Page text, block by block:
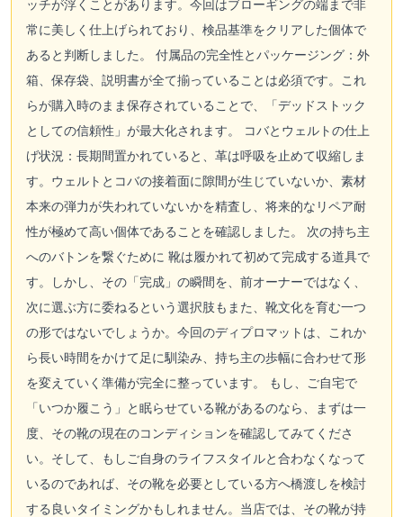
ッチが浮くことがあります。今回はブローギングの端まで非
常に美しく仕上げられており、検品基準をクリアした個体で
あると判断しました。 付属品の完全性とパッケージング：外
箱、保存袋、説明書が全て揃っていることは必須です。これ
らが購入時のまま保存されていることで、「デッドストック
としての信頼性」が最大化されます。 コバとウェルトの仕上
げ状況：長期間置かれていると、革は呼吸を止めて収縮しま
す。ウェルトとコバの接着面に隙間が生じていないか、素材
本来の弾力が失われていないかを精査し、将来的なリペア耐
性が極めて高い個体であることを確認しました。 次の持ち主
へのバトンを繋ぐために 靴は履かれて初めて完成する道具で
す。しかし、その「完成」の瞬間を、前オーナーではなく、
次に選ぶ方に委ねるという選択肢もまた、靴文化を育む一つ
の形ではないでしょうか。今回のディプロマットは、これか
ら長い時間をかけて足に馴染み、持ち主の歩幅に合わせて形
を変えていく準備が完全に整っています。 もし、ご自宅で
「いつか履こう」と眠らせている靴があるのなら、まずは一
度、その靴の現在のコンディションを確認してみてくださ
い。そして、もしご自身のライフスタイルと合わなくなって
いるのであれば、その靴を必要としている方へ橋渡しを検討
する良いタイミングかもしれません。当店では、その靴が持